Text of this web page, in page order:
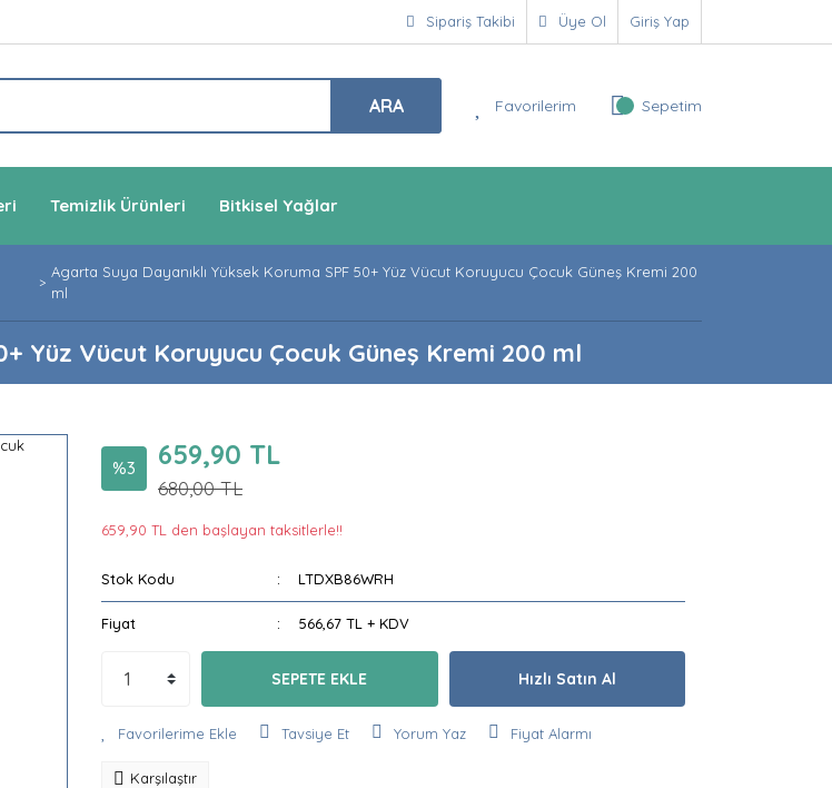
Sipariş Takibi Üye Ol Giriş Yap
ARA Favorilerim Sepetim
Temizlik Ürünleri Bitkisel Yağlar
Agarta Suya Dayanıklı Yüksek Koruma SPF 50+ Yüz Vücut Koruyucu Çocuk Güneş Kremi 200
ml
Yüz Vücut Koruyucu Çocuk Güneş Kremi 200 ml
%3 659,90 TL
680,00 TL
659,90 TL den başlayan taksitlerle!!
Stok Kodu LTDXB86WRH
Fiyat 566,67 TL + KDV
SEPETE EKLE Hızlı Satın Al
Tavsiye Et Yorum Yaz Fiyat Alarmı
Karşılaştır